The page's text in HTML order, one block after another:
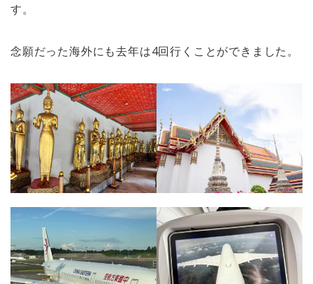
す。
念願だった海外にも去年は4回行くことができました。